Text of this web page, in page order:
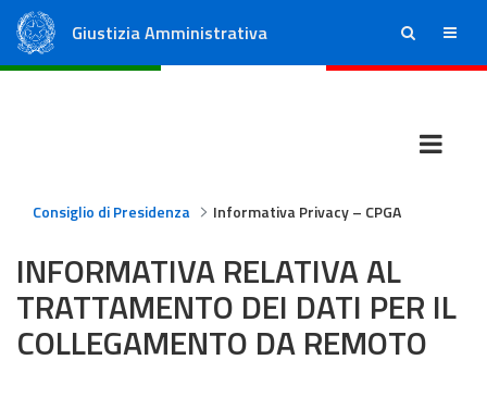
Giustizia Amministrativa ricerca menu
Consiglio di Presidenza Informativa Privacy – CPGA
INFORMATIVA RELATIVA AL
TRATTAMENTO DEI DATI PER IL
COLLEGAMENTO DA REMOTO